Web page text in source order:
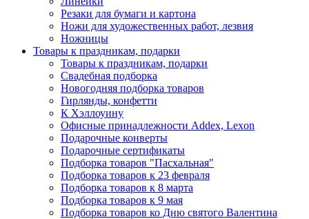
Резаки для бумаги и картона
Ножи для художественных работ, лезвия
Ножницы
Товары к праздникам, подарки
Товары к праздникам, подарки
Свадебная подборка
Новогодняя подборка товаров
Гирлянды, конфетти
К Хэллоуину
Офисные принадлежности Addex, Lexon
Подарочные конверты
Подарочные сертификаты
Подборка товаров "Пасхальная"
Подборка товаров к 23 февраля
Подборка товаров к 8 марта
Подборка товаров к 9 мая
Подборка товаров ко Дню святого Валентина